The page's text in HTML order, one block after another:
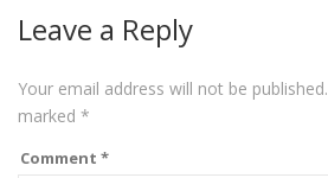
Leave a Reply
Your email address will not be published.
marked *
Comment *